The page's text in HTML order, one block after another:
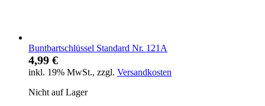
Buntbartschlüssel Standard Nr. 121A
4,99 €
inkl. 19% MwSt., zzgl. Versandkosten
Nicht auf Lager